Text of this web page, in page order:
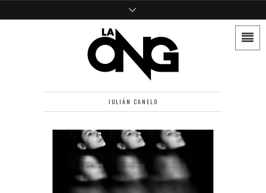
JULIÁN CANELO